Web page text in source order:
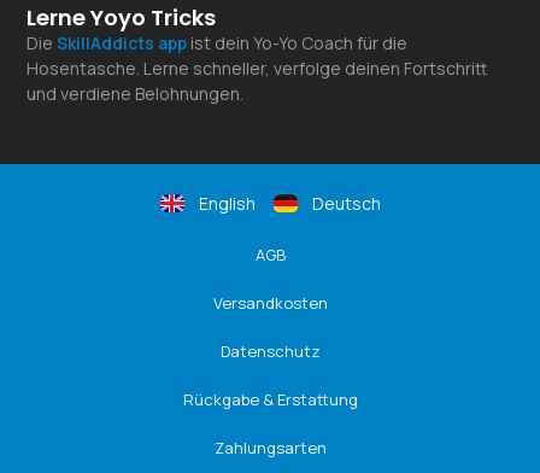
Lerne Yoyo Tricks
DieSkillAddicts app ist dein Yo-Yo Coach für die
Hosentasche. Lerne schneller, verfolge deinen Fortschritt
und verdiene Belohnungen.
English Deutsch
AGB
Versandkosten
Datenschutz
Rückgabe & Erstattung
Zahlungsarten